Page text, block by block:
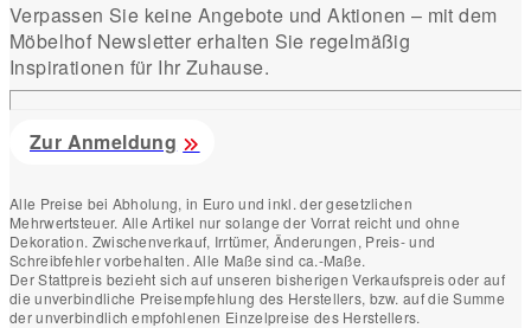
Verpassen Sie keine Angebote und Aktionen – mit dem
Möbelhof Newsletter erhalten Sie regelmäßig
Inspirationen für Ihr Zuhause.
Zur Anmeldung
Alle Preise bei Abholung, in Euro und inkl. der gesetzlichen
Mehrwertsteuer. Alle Artikel nur solange der Vorrat reicht und ohne
Dekoration. Zwischenverkauf, Irrtümer, Änderungen, Preis- und
Schreibfehler vorbehalten. Alle Maße sind ca.-Maße.
Der Stattpreis bezieht sich auf unseren bisherigen Verkaufspreis oder auf
die unverbindliche Preisempfehlung des Herstellers, bzw. auf die Summe
der unverbindlich empfohlenen Einzelpreise des Herstellers.